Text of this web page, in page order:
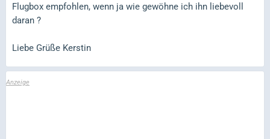
Flugbox empfohlen, wenn ja wie gewöhne ich ihn liebevoll
daran ?
Liebe Grüße Kerstin